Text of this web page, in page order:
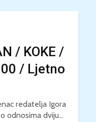
/ KOKE /
/ Ljetno
redatelja Igora
odnosima dviju...